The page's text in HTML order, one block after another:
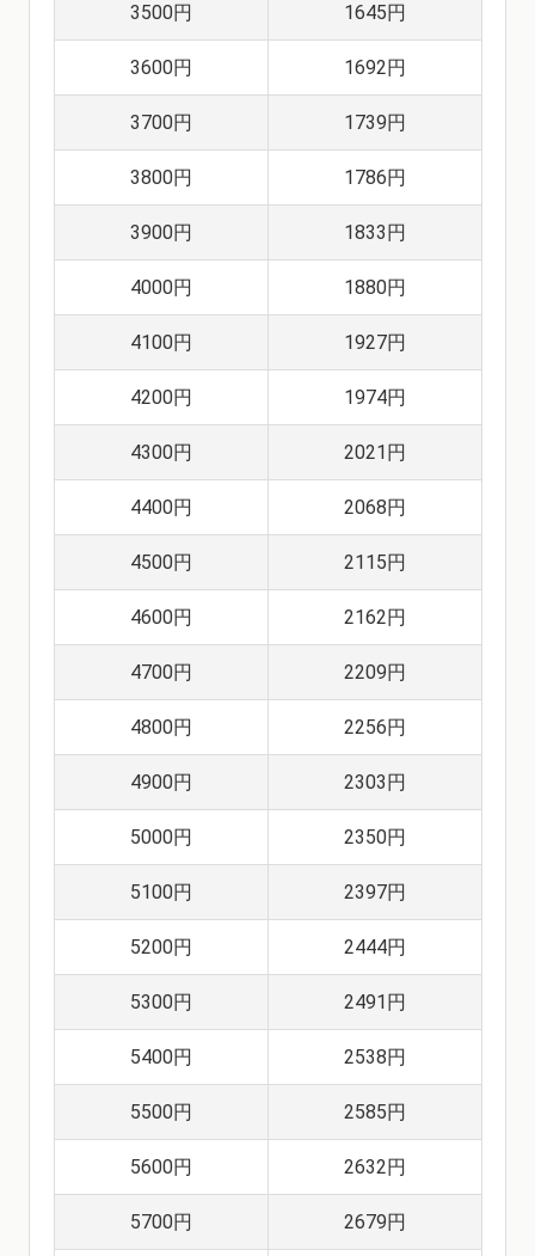
3500円 1645円
3600円 1692円
3700円 1739円
3800円 1786円
3900円 1833円
4000円 1880円
4100円 1927円
4200円 1974円
4300円 2021円
4400円 2068円
4500円 2115円
4600円 2162円
4700円 2209円
4800円 2256円
4900円 2303円
5000円 2350円
5100円 2397円
5200円 2444円
5300円 2491円
5400円 2538円
5500円 2585円
5600円 2632円
5700円 2679円